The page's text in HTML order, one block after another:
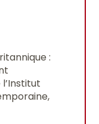
: